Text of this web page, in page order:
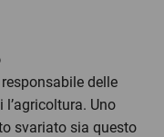
delle
Uno
svariato sia questo